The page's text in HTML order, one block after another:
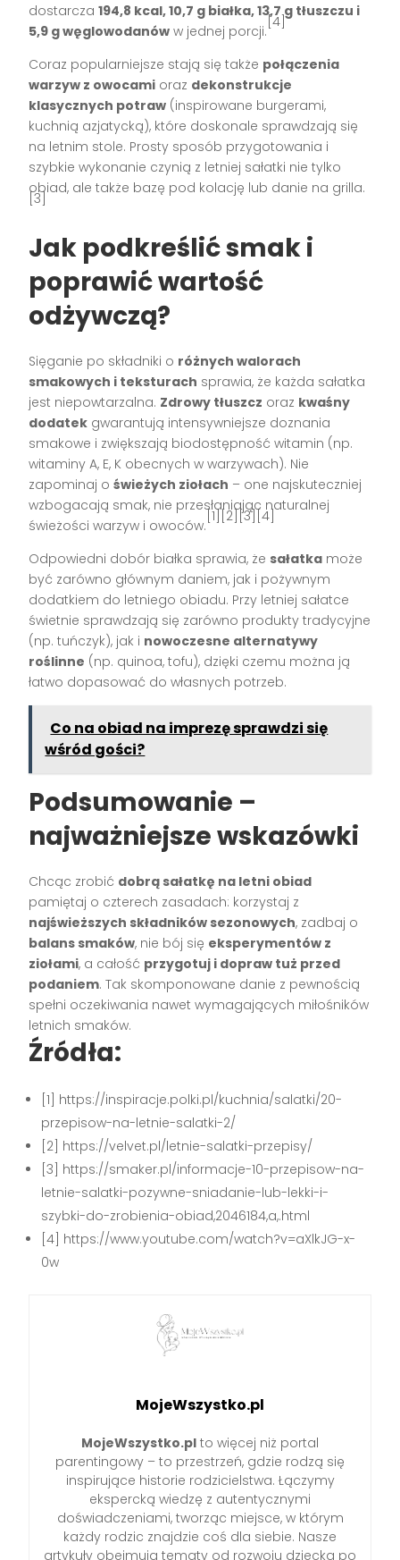
dostarcza194,8 kcal, 10,7 g białka, 13,7 g tłuszczu i
5,9 g węglowodanów w jednej porcji.
[4]
Coraz popularniejsze stają się także połączenia
warzyw z owocami oraz dekonstrukcje
klasycznych potraw (inspirowane burgerami,
kuchnią azjatycką), które doskonale sprawdzają się
na letnim stole. Prosty sposób przygotowania i
szybkie wykonanie czynią z letniej sałatki nie tylko
obiad, ale także bazę pod kolację lub danie na grilla.
[3]
Jak podkreślić smak i
poprawić wartość
odżywczą?
Sięganie po składniki o różnych walorach
smakowych i teksturach sprawia, że każda sałatka
jest niepowtarzalna. Zdrowy tłuszcz oraz kwaśny
dodatek gwarantują intensywniejsze doznania
smakowe i zwiększają biodostępność witamin (np.
witaminy A, E, K obecnych w warzywach). Nie
zapominaj oświeżych ziołach – one najskuteczniej
wzbogacają smak, nie przesłaniając naturalnej
świeżości warzyw i owoców.
[1][2][3][4]
Odpowiedni dobór białka sprawia, że sałatka może
być zarówno głównym daniem, jak i pożywnym
dodatkiem do letniego obiadu. Przy letniej sałatce
świetnie sprawdzają się zarówno produkty tradycyjne
(np. tuńczyk), jak i nowoczesne alternatywy
roślinne (np. quinoa, tofu), dzięki czemu można ją
łatwo dopasować do własnych potrzeb.
Co na obiad na imprezę sprawdzi się
wśród gości?
Podsumowanie –
najważniejsze wskazówki
Chcąc zrobić dobrą sałatkę na letni obiad
pamiętaj o czterech zasadach: korzystaj z
najświeższych składników sezonowych, zadbaj o
balans smaków, nie bój się eksperymentów z
ziołami, a całość przygotuj i dopraw tuż przed
podaniem. Tak skomponowane danie z pewnością
spełni oczekiwania nawet wymagających miłośników
letnich smaków.
Źródła:
[1] https://inspiracje.polki.pl/kuchnia/salatki/20-
przepisow-na-letnie-salatki-2/
[2] https://velvet.pl/letnie-salatki-przepisy/
[3] https://smaker.pl/informacje-10-przepisow-na-
letnie-salatki-pozywne-sniadanie-lub-lekki-i-
szybki-do-zrobienia-obiad,2046184,a,.html
[4] https://www.youtube.com/watch?v=aXlkJG-x-
0w
MojeWszystko.pl
MojeWszystko.pl to więcej niż portal
parentingowy – to przestrzeń, gdzie rodzą się
inspirujące historie rodzicielstwa. Łączymy
ekspercką wiedzę z autentycznymi
doświadczeniami, tworząc miejsce, w którym
każdy rodzic znajdzie coś dla siebie. Nasze
artykuły obejmują tematy od rozwoju dziecka po